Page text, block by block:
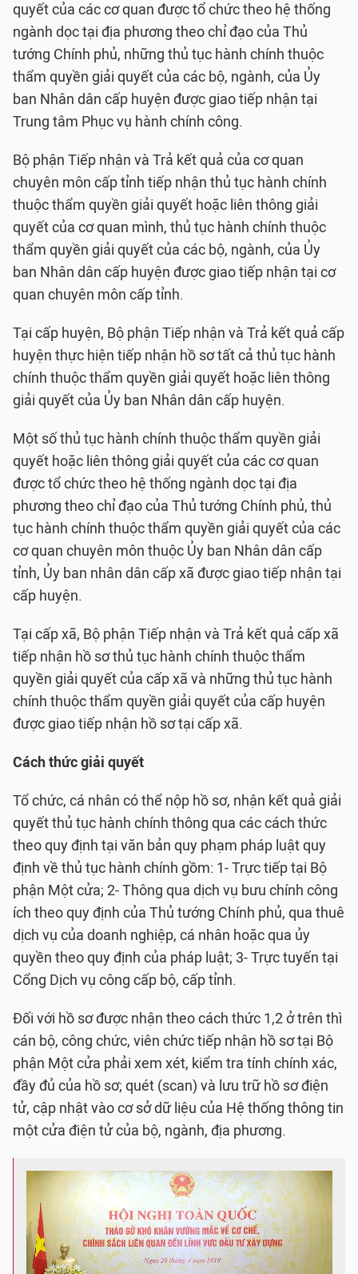
quyết của các cơ quan được tổ chức theo hệ thống
ngành dọc tại địa phương theo chỉ đạo của Thủ
tướng Chính phủ, những thủ tục hành chính thuộc
thẩm quyền giải quyết của các bộ, ngành, của Ủy
ban Nhân dân cấp huyện được giao tiếp nhận tại
Trung tâm Phục vụ hành chính công.
Bộ phận Tiếp nhận và Trả kết quả của cơ quan
chuyên môn cấp tỉnh tiếp nhận thủ tục hành chính
thuộc thẩm quyền giải quyết hoặc liên thông giải
quyết của cơ quan mình, thủ tục hành chính thuộc
thẩm quyền giải quyết của các bộ, ngành, của Ủy
ban Nhân dân cấp huyện được giao tiếp nhận tại cơ
quan chuyên môn cấp tỉnh.
Tại cấp huyện, Bộ phận Tiếp nhận và Trả kết quả cấp
huyện thực hiện tiếp nhận hồ sơ tất cả thủ tục hành
chính thuộc thẩm quyền giải quyết hoặc liên thông
giải quyết của Ủy ban Nhân dân cấp huyện.
Một số thủ tục hành chính thuộc thẩm quyền giải
quyết hoặc liên thông giải quyết của các cơ quan
được tổ chức theo hệ thống ngành dọc tại địa
phương theo chỉ đạo của Thủ tướng Chính phủ, thủ
tục hành chính thuộc thẩm quyền giải quyết của các
cơ quan chuyên môn thuộc Ủy ban Nhân dân cấp
tỉnh, Ủy ban nhân dân cấp xã được giao tiếp nhận tại
cấp huyện.
Tại cấp xã, Bộ phận Tiếp nhận và Trả kết quả cấp xã
tiếp nhận hồ sơ thủ tục hành chính thuộc thẩm
quyền giải quyết của cấp xã và những thủ tục hành
chính thuộc thẩm quyền giải quyết của cấp huyện
được giao tiếp nhận hồ sơ tại cấp xã.
Cách thức giải quyết
Tổ chức, cá nhân có thể nộp hồ sơ, nhận kết quả giải
quyết thủ tục hành chính thông qua các cách thức
theo quy định tại văn bản quy phạm pháp luật quy
định về thủ tục hành chính gồm: 1- Trực tiếp tại Bộ
phận Một cửa; 2- Thông qua dịch vụ bưu chính công
ích theo quy định của Thủ tướng Chính phủ, qua thuê
dịch vụ của doanh nghiệp, cá nhân hoặc qua ủy
quyền theo quy định của pháp luật; 3- Trực tuyến tại
Cổng Dịch vụ công cấp bộ, cấp tỉnh.
Đối với hồ sơ được nhận theo cách thức 1,2 ở trên thì
cán bộ, công chức, viên chức tiếp nhận hồ sơ tại Bộ
phận Một cửa phải xem xét, kiểm tra tính chính xác,
đầy đủ của hồ sơ; quét (scan) và lưu trữ hồ sơ điện
tử, cập nhật vào cơ sở dữ liệu của Hệ thống thông tin
một cửa điện tử của bộ, ngành, địa phương.